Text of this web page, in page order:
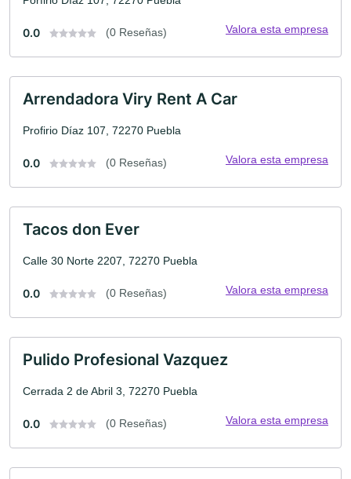
0.0 (0 Reseñas) Valora esta empresa
Arrendadora Viry Rent A Car
Profirio Díaz 107, 72270 Puebla
0.0 (0 Reseñas) Valora esta empresa
Tacos don Ever
Calle 30 Norte 2207, 72270 Puebla
0.0 (0 Reseñas) Valora esta empresa
Pulido Profesional Vazquez
Cerrada 2 de Abril 3, 72270 Puebla
0.0 (0 Reseñas) Valora esta empresa